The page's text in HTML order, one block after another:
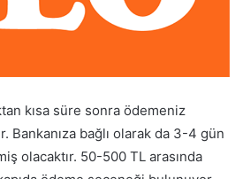
kısa süre sonra ödemeniz
Bankanıza bağlı olarak da 3-4 gün
olacaktır. 50-500 TL arasında